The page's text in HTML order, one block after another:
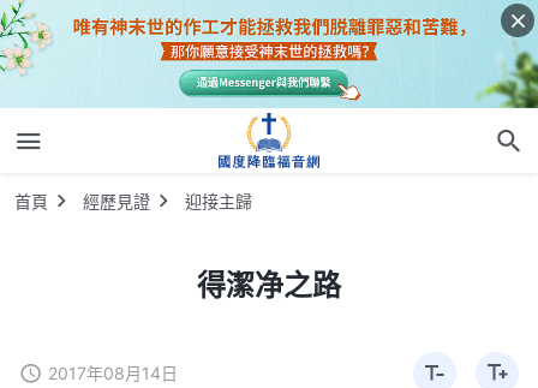
首頁 經歷見證 迎接主歸
得潔净之路
2017年08月14日